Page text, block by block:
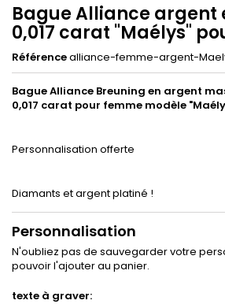
Bague Alliance argent
0,017 carat "Maélys"
Référencealliance-femme-argent-
Bague Alliance Breuning en argent
0,017 carat pour femme modèle
Personnalisation offerte
Diamants et argent platiné !
Personnalisation
N'oubliez pas de sauvegarder votre
pouvoir l'ajouter au panier.
texte à graver: